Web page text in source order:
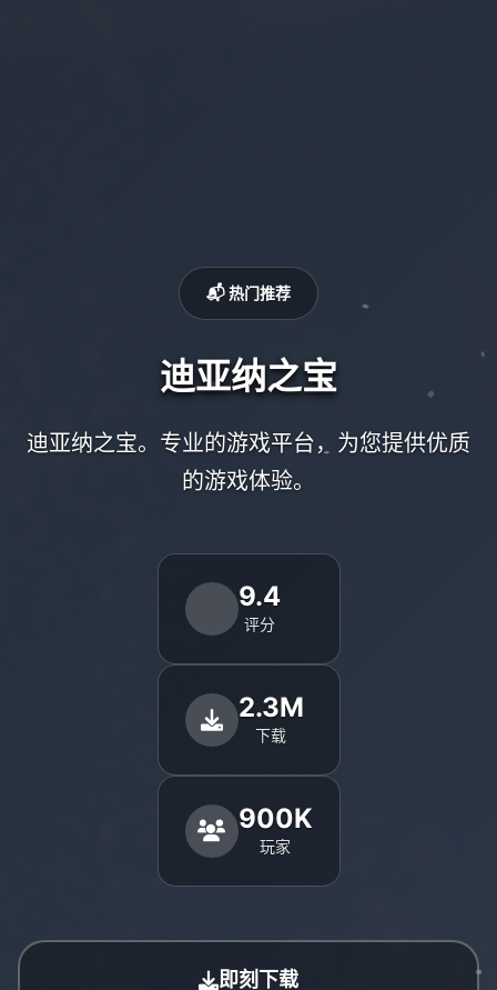
📬 热门推荐
迪亚纳之宝
迪亚纳之宝。专业的游戏平台，为您提供优质
的游戏体验。
9.4
评分
2.3M
下载
900K
玩家
即刻下载